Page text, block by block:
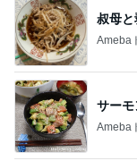
叔母と
Ameba
サー
Ameba